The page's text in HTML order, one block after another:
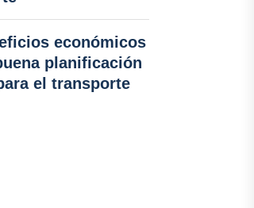
económicos
planificación
el transporte